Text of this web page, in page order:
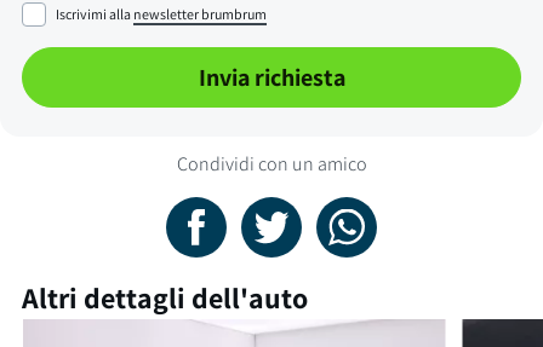
Iscrivimi alla newsletter brumbrum
Invia richiesta
Condividi con un amico
Altri dettagli dell'auto